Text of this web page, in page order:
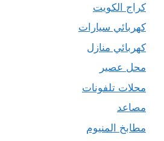
كراج الكويت
كهربائي سيارات
كهربائي منازل
محل عصير
محلات تلفونات
مصاعد
مطابخ المنيوم